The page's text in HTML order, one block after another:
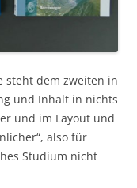
steht dem zweiten in
und Inhalt in nichts
und im Layout und
also für
Studium nicht